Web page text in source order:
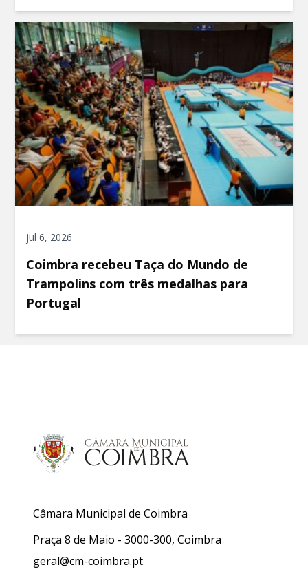
jul 6, 2026
Coimbra recebeu Taça do Mundo de
Trampolins com três medalhas para
Portugal
Câmara Municipal de Coimbra
Praça 8 de Maio - 3000-300, Coimbra
geral@cm-coimbra.pt